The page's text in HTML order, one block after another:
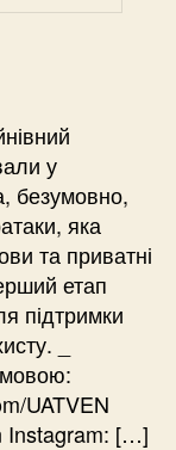
у
безумовно,
яка
та приватні
етап
підтримки
_
UATVEN
Instagram: […]